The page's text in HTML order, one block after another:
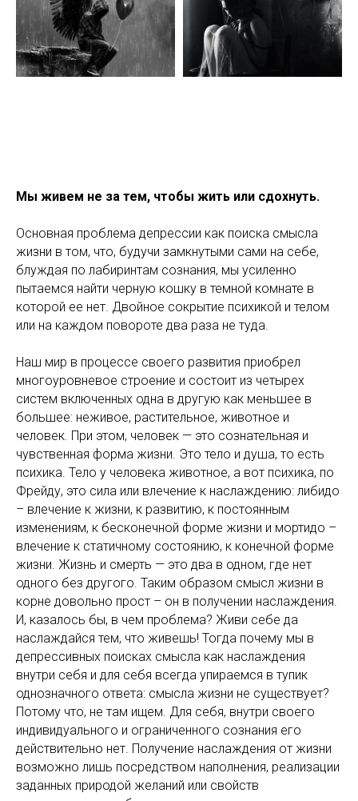
Мы живем не за тем, чтобы жить или сдохнуть.
Основная проблема депрессии как поиска смысла
жизни в том, что, будучи замкнутыми сами на себе,
блуждая по лабиринтам сознания, мы усиленно
пытаемся найти черную кошку в темной комнате в
которой ее нет. Двойное сокрытие психикой и телом
или на каждом повороте два раза не туда.
Наш мир в процессе своего развития приобрел
многоуровневое строение и состоит из четырех
систем включенных одна в другую как меньшее в
большее: неживое, растительное, животное и
человек. При этом, человек — это сознательная и
чувственная форма жизни. Это тело и душа, то есть
психика. Тело у человека животное, а вот психика, по
Фрейду, это сила или влечение к наслаждению: либидо
– влечение к жизни, к развитию, к постоянным
изменениям, к бесконечной форме жизни и мортидо –
влечение к статичному состоянию, к конечной форме
жизни. Жизнь и смерть — это два в одном, где нет
одного без другого. Таким образом смысл жизни в
корне довольно прост – он в получении наслаждения.
И, казалось бы, в чем проблема? Живи себе да
наслаждайся тем, что живешь! Тогда почему мы в
депрессивных поисках смысла как наслаждения
внутри себя и для себя всегда упираемся в тупик
однозначного ответа: смысла жизни не существует?
Потому что, не там ищем. Для себя, внутри своего
индивидуального и ограниченного сознания его
действительно нет. Получение наслаждения от жизни
возможно лишь посредством наполнения, реализации
заданных природой желаний или свойств